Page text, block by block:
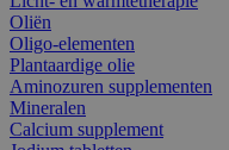
Oliën
Oligo-elementen
Plantaardige olie
Aminozuren supplementen
Mineralen
Calcium supplement